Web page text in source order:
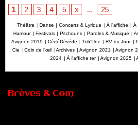
1
2 3 4 5 » ... 25
Théâtre | Danse | Concerts & Lyrique | À l'affiche | À
Humour | Festivals | Pitchouns | Paroles & Musique |
Avignon 2019 | CédéDévédé | Trib'Une | RV du Jour |
Cie | Coin de l’œil | Archives | Avignon 2021 | Avignon
2024 | À l'affiche ter | Avignon 2025 |
Brèves & Com